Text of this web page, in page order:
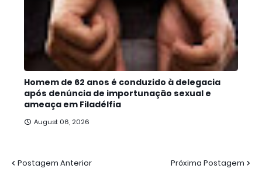
Homem de 62 anos é conduzido à delegacia
após denúncia de importunação sexual e
ameaça em Filadélfia
August 06, 2026
Postagem Anterior Próxima Postagem